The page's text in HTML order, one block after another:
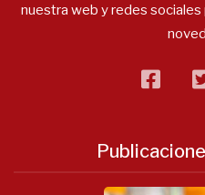
nuestra web y redes sociales